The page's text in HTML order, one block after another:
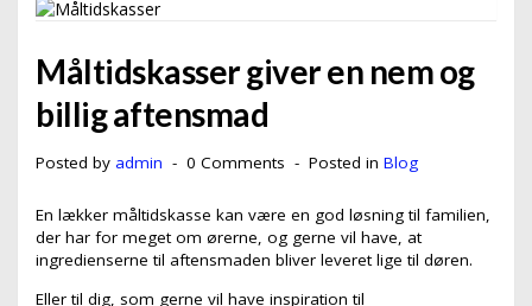
Måltidskasser giver en nem og
billig aftensmad
Posted by admin 0 Comments Posted in Blog
En lækker måltidskasse kan være en god løsning til familien,
der har for meget om ørerne, og gerne vil have, at
ingredienserne til aftensmaden bliver leveret lige til døren.
Eller til dig, som gerne vil have inspiration til